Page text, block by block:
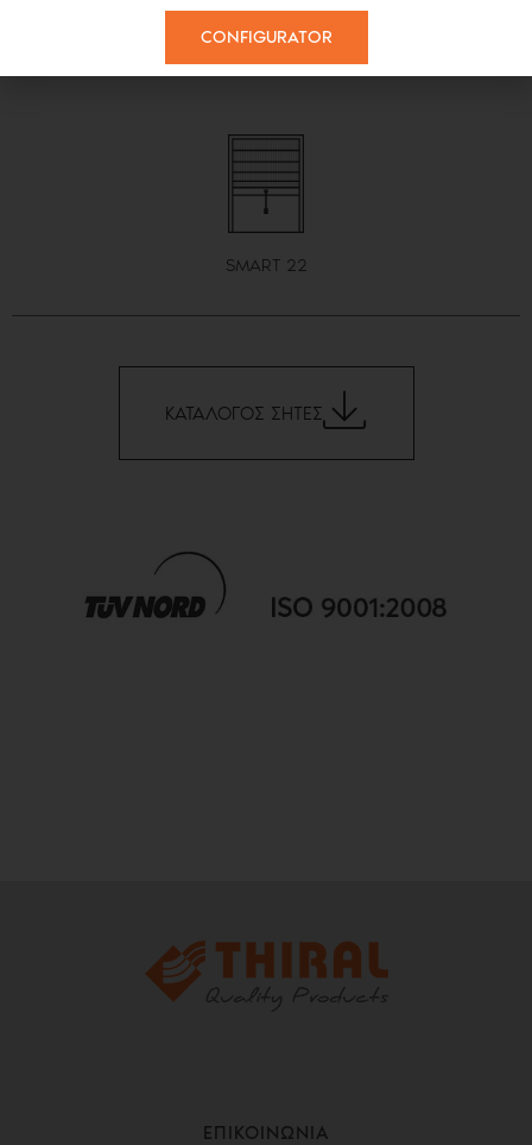
SMART 22
SMART 22
ΚΑΤΑΛΟΓΟΣ ΣΗΤΕΣ
ΕΠΙΚΟΙΝΩΝΙΑ
CONFIGURATOR